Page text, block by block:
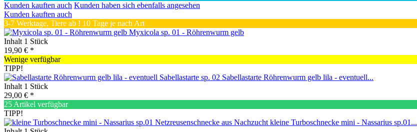
Kunden kauften auch Kunden haben sich ebenfalls angesehen
Kunden kauften auch
3-7 Werktage, Tiere ab ! 10 Tage je nach Art
Myxicola sp. 01 - Röhrenwurm gelb
Inhalt 1 Stück
19,90 € *
Wenige verfügbar
TIPP!
Sabellastarte Röhrenwurm gelb lila - eventuell...
Inhalt 1 Stück
29,00 € *
25 Artikel verfügbar
TIPP!
kleine Turboschnecke mini - Nassarius sp.01...